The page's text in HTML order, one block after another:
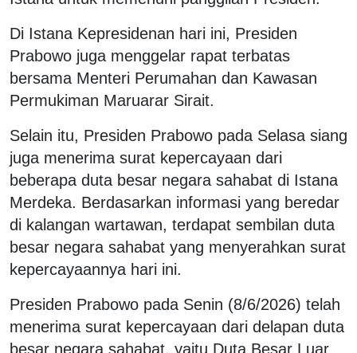
Di Istana Kepresidenan hari ini, Presiden
Prabowo juga menggelar rapat terbatas
bersama Menteri Perumahan dan Kawasan
Permukiman Maruarar Sirait.
Selain itu, Presiden Prabowo pada Selasa siang
juga menerima surat kepercayaan dari
beberapa duta besar negara sahabat di Istana
Merdeka. Berdasarkan informasi yang beredar
di kalangan wartawan, terdapat sembilan duta
besar negara sahabat yang menyerahkan surat
kepercayaannya hari ini.
Presiden Prabowo pada Senin (8/6/2026) telah
menerima surat kepercayaan dari delapan duta
besar negara sahabat, yaitu Duta Besar Luar